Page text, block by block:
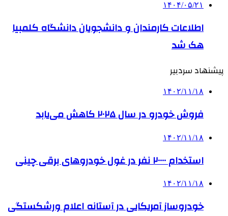
۱۴۰۴/۰۵/۲۱
اطلاعات کارمندان و دانشجویان دانشگاه کلمبیا
هک شد
پیشنهاد سردبیر
۱۴۰۲/۱۱/۱۸
فروش خودرو در سال ۲۰۲۵ کاهش می‌یابد
۱۴۰۲/۱۱/۱۸
استخدام ۲۰۰۰۰ نفر در غول خودروهای برقی چینی
۱۴۰۲/۱۱/۱۸
خودروساز آمریکایی در آستانه اعلام ورشکستگی